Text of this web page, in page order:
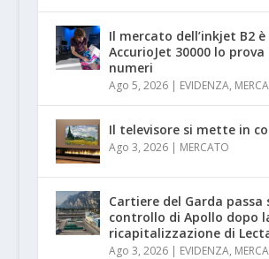
Il mercato dell’inkjet B2
AccurioJet 30000 lo prova
numeri
Ago 5, 2026| EVIDENZA,
Il televisore si mette in
Ago 3, 2026| MERCATO
Cartiere del Garda
controllo di Apollo dopo
ricapitalizzazione di
Ago 3, 2026| EVIDENZA,